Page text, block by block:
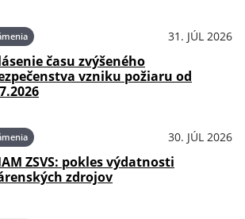
31. JÚL 2026
času zvýšeného
vzniku požiaru od
30. JÚL 2026
ZSVS: pokles výdatnosti
zdrojov